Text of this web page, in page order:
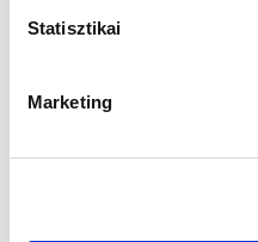
Statisztikai
Marketing